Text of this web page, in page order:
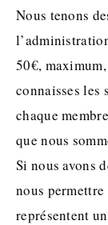
Nous tenons
50€,
connaisses les
chaque
que nous
Si nous avons
nous
représentent